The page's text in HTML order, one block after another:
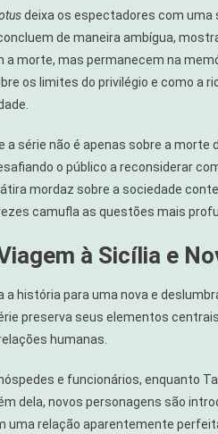
deixa os espectadores com uma
de maneira ambígua,
morte, mas permanecem na
os limites do privilégio e como a
a série não é apenas sobre a
o público a reconsiderar
mordaz sobre a sociedade
camufla as questões mais
à Sicília e
a história para uma nova e
preserva seus elementos
humanas.
e funcionários, enquanto
dela, novos personagens são
uma relação aparentemente